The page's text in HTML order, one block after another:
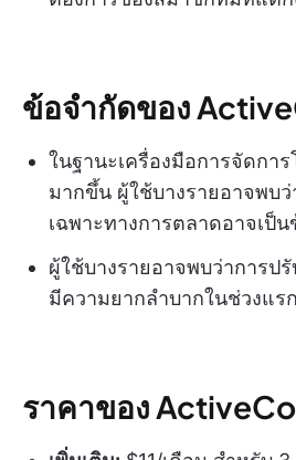
ข้อจำกัดของ
ในฐานะเครื่องมือการจัดกา
มากขึ้น ผู้ใช้บางรายอาจพบ
เฉพาะทางการตลาดอาจเป็น
ผู้ใช้บางรายอาจพบว่าการป
มีความยากลำบากในช่วงแรก
ราคาของ